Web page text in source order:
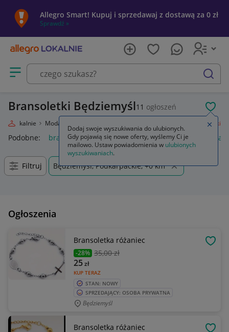
Allegro Smart! Kupuj i sprzedawaj z dostawą za 0 zł
Sprawdź »
Otwórz menu z kategoriami
szukaj
Bransoletki Będziemyśl11 ogłoszeń
Lokalnie Moda Bransoletki
Podobne: bransoletki bransoletki złote 585 bransoletki
Filtruj Będziemyśl, Podkarpackie, +0 km
Ogłoszenia
Bransoletka różaniec
-28% 35,00 zł
KUP TERAZ
25zł
STAN: NOWY
SPRZEDAJĄCY: OSOBA PRYWATNA
Będziemyśl
Bransoletka różaniec
Dodaj swoje wyszukiwania do ulubionych.
Gdy pojawią się nowe oferty, wyślemy Ci je
mailowo. Ustaw powiadomienia w ulubionych
wyszukiwaniach.